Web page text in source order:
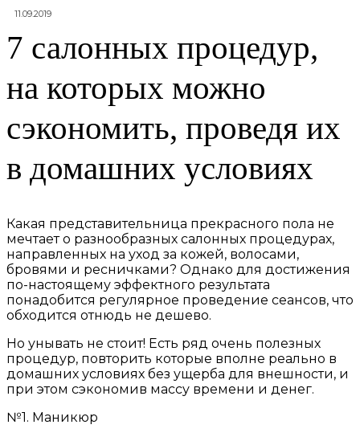
11.09.2019
7 салонных процедур,
на которых можно
сэкономить, проведя их
в домашних условиях
Какая представительница прекрасного пола не
мечтает о разнообразных салонных процедурах,
направленных на уход за кожей, волосами,
бровями и ресничками? Однако для достижения
по-настоящему эффектного результата
понадобится регулярное проведение сеансов, что
обходится отнюдь не дешево.
Но унывать не стоит! Есть ряд очень полезных
процедур, повторить которые вполне реально в
домашних условиях без ущерба для внешности, и
при этом сэкономив массу времени и денег.
№1. Маникюр